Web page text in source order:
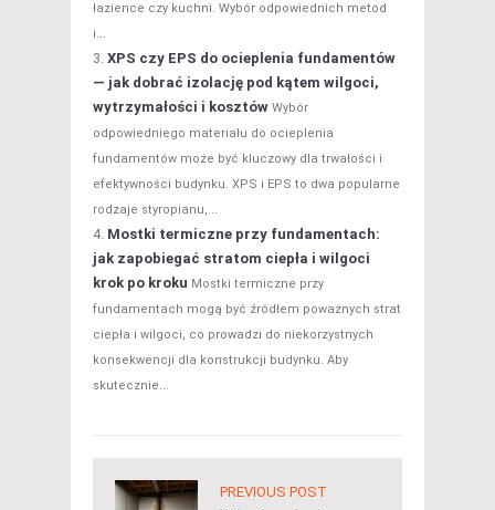
łazience czy kuchni. Wybór odpowiednich metod
i...
XPS czy EPS do ocieplenia fundamentów
— jak dobrać izolację pod kątem wilgoci,
wytrzymałości i kosztów Wybór
odpowiedniego materiału do ocieplenia
fundamentów może być kluczowy dla trwałości i
efektywności budynku. XPS i EPS to dwa popularne
rodzaje styropianu,...
Mostki termiczne przy fundamentach:
jak zapobiegać stratom ciepła i wilgoci
krok po kroku Mostki termiczne przy
fundamentach mogą być źródłem poważnych strat
ciepła i wilgoci, co prowadzi do niekorzystnych
konsekwencji dla konstrukcji budynku. Aby
skutecznie...
PREVIOUS POST